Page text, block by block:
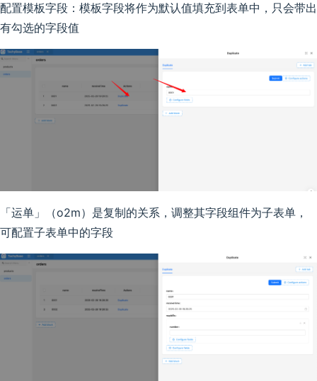
配置模板字段：模板字段将作为默认值填充到表单中，只会带出
有勾选的字段值
「运单」（o2m）是复制的关系，调整其字段组件为子表单，
可配置子表单中的字段